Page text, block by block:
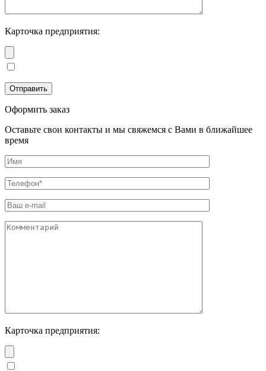
Карточка предприятия:
Оформить заказ
Оставьте свои контакты и мы свяжемся с Вами в ближайшее
время
Карточка предприятия: